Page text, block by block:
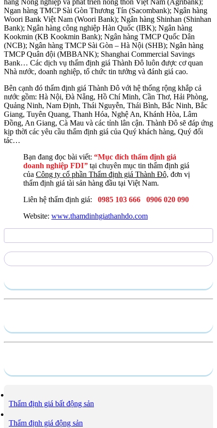
hàng Nông nghiệp và phát triển nông thôn Việt Nam (Agribank);
Ngan hàng TMCP Sài Gòn Thương Tín (Sacombank); Ngân hàng
Woori Bank Việt Nam (Woori Bank); Ngân hàng Shinhan (Shinhan
Bank); Ngân hàng công nghiệp Hàn Quốc (IBK); Ngân hàng
Kookmin (KB Kookmin Bank); Ngân hàng TMCP Quốc Dân
(NCB); Ngân hàng TMCP Sài Gòn – Hà Nội (SHB); Ngân hàng
TMCP Quân đội (MBBANK); Shanghai Commercial Savings
Bank… Các dịch vụ thẩm định giá Thành Đô luôn được cơ quan
Nhà nước, doanh nghiệp, tổ chức tin tưởng và đánh giá cao.
Bên cạnh đó thẩm định giá Thành Đô với hệ thống rộng khắp cả
nước gồm: Hà Nội, Đà Nẵng, Hồ Chí Minh, Cần Thơ, Hải Phòng,
Quảng Ninh, Nam Định, Thái Nguyễn, Thái Bình, Bắc Ninh, Bắc
Giang, Tuyên Quang, Thanh Hóa, Nghệ An, Khánh Hòa, Lâm
Đồng, An Giang, Cà Mau và các tỉnh lân cận. Thành Đô sẽ đáp ứng
kịp thời các yêu cầu thẩm định giá của Quý khách hàng, Quý đối
tác…
Bạn đang đọc bài viết: “Mục đích thẩm định giá
doanh nghiệp FDI” tại chuyên mục tin thẩm định giá
của Công ty cổ phần Thẩm định giá Thành Đô, đơn vị
thẩm định giá tài sản hàng đầu tại Việt Nam.
Liên hệ thẩm định giá:
0985 103 666
0906 020 090
Website: www.thamdinhgiathanhdo.com
Thẩm định giá bất động sản
Thẩm định giá động sản